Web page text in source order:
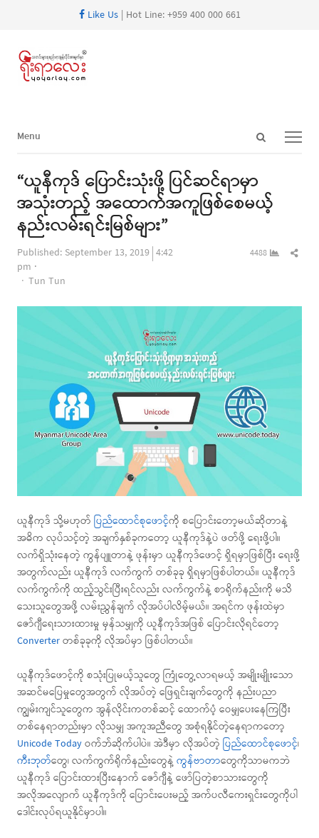
Like Us| Hot Line: +959 400 000 661
Open
Menu
Menu
“ယူနီကုဒ် ပြောင်းသုံးဖို့ ပြင်ဆင်ရာမှာ
အသုံးတည့် အထောက်အကူဖြစ်စေမယ့်
နည်းလမ်းရင်းမြစ်များ”
Published: September 13, 2019 4:42
pm
Author
Tun Tun
4488
ယူနီကုဒ် သို့မဟုတ် ပြည်ထောင်စုဖောင့်ကို စပြောင်းတော့မယ်ဆိုတာနဲ့
အဓိက လုပ်သင့်တဲ့ အချက်နှစ်ခုကတော့ ယူနီကုဒ်နဲ့ပဲ ဖတ်ဖို့ ရေးဖို့ပါ။
လက်ရှိသုံးနေတဲ့ ကွန်ပျူတာနဲ့ ဖုန်းမှာ ယူနီကုဒ်ဖောင့် ရှိရမှာဖြစ်ပြီး ရေးဖို့
အတွက်လည်း ယူနီကုဒ် လက်ကွက် တစ်ခုခု ရှိရမှာဖြစ်ပါတယ်။ ယူနီကုဒ်
လက်ကွက်ကို ထည့်သွင်းပြီးရင်လည်း လက်ကွက်နဲ့ စာရိုက်နည်းကို မသိ
သေးသူတွေအဖို့ လမ်းညွှန်ချက် လိုအပ်ပါလိမ့်မယ်။ အရင်က ဖုန်းထဲမှာ
ဇော်ဂျီရေးသားထားမှု မှန်သမျှကို ယူနီကုဒ်အဖြစ် ပြောင်းလိုရင်တော့
Converterတစ်ခုခုကို လိုအပ်မှာ ဖြစ်ပါတယ်။
ယူနီကုဒ်ဖောင့်ကို စသုံးပြုမယ့်သူတွေ ကြုံတွေ့လာရမယ့် အမျိုးမျိုးသော
အဆင်မပြေမှုတွေအတွက် လိုအပ်တဲ့ ဖြေရှင်းချက်တွေကို နည်းပညာ
ကျွမ်းကျင်သူတွေက အွန်လိုင်းကတစ်ဆင့် ထောက်ပံ့ ဝေမျှပေးနေကြပြီး
တစ်နေရာတည်းမှာ လိုသမျှ အကူအညီတွေ အစုံရနိုင်တဲ့နေရာကတော့
Unicode Todayဝက်ဘ်ဆိုက်ပါပဲ။ အဲဒီမှာ လိုအပ်တဲ့ ပြည်ထောင်စုဖောင့်၊
ကီးဘုတ်တွေ၊ လက်ကွက်ရိုက်နည်းတွေနဲ့ကွန်ဗာတာတွေကိုသာမကဘဲ
ယူနီကုဒ် ပြောင်းထားပြီးနောက် ဇော်ဂျီနဲ့ ဖော်ပြတဲ့စာသားတွေကို
အလိုအလျောက် ယူနီကုဒ်ကို ပြောင်းပေးမည့် အက်ပလီကေးရှင်းတွေကိုပါ
ဒေါင်းလုပ်ရယူနိုင်မှာပါ။